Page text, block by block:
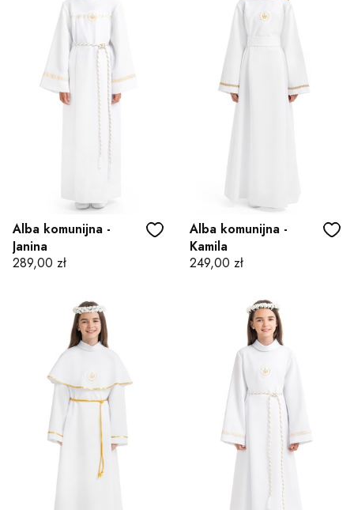
Alba komunijna -
Janina
Cena
289,00 zł
Alba komunijna -
Kamila
Cena
249,00 zł